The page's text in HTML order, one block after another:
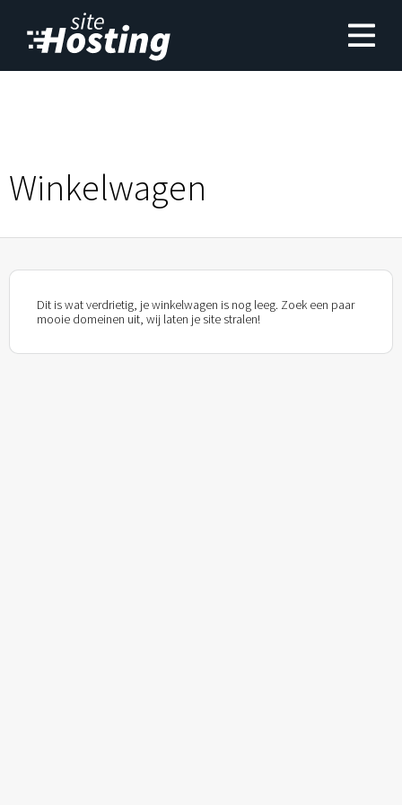
Winkelwagen
Dit is wat verdrietig, je winkelwagen is nog leeg. Zoek een paar
mooie domeinen uit, wij laten je site stralen!